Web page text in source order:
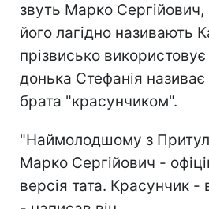
звуть Марко Сергійович,
його лагідно називають
прізвисько
донька Стефанія
брата "красунчиком".
"Наймолодшому з Притул
Марко Сергійович -
версія тата. Красунчик -